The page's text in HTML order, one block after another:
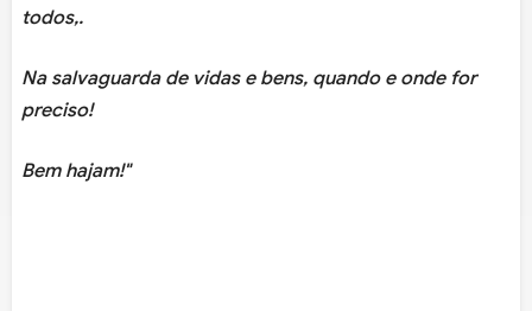
todos,.
Na salvaguarda de vidas e bens, quando e onde for
preciso!
Bem hajam!"